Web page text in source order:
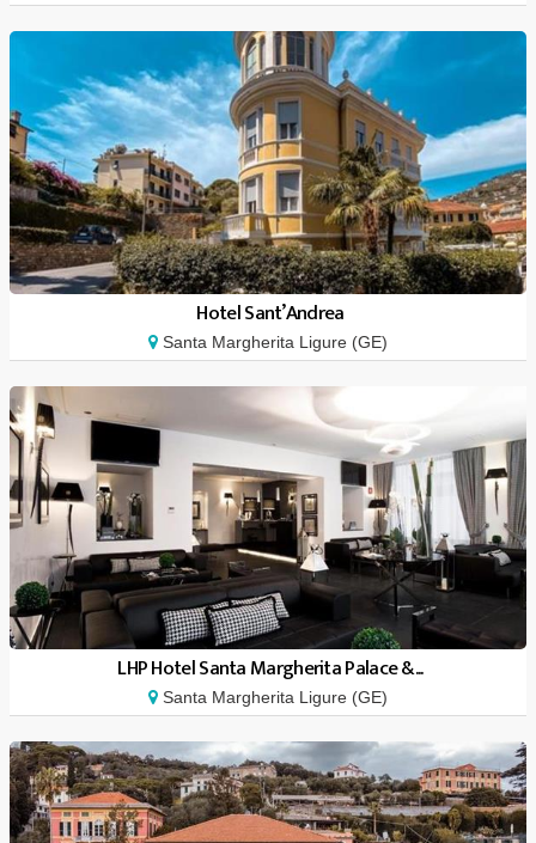
Hotel Sant’Andrea
Santa Margherita Ligure (GE)
LHP Hotel Santa Margherita Palace &...
Santa Margherita Ligure (GE)